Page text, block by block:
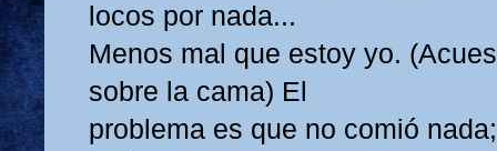
locos por nada...
Menos mal que estoy yo.
sobre la cama) El
problema es que no comió